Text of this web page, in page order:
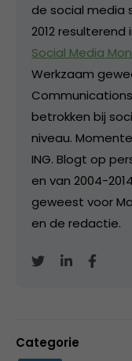
de social media
2012 resulterend
Social Media
Werkzaam
betrokken bij
niveau.
ING. Blogt op
en van 2004-
geweest voor
en de redactie.
Categorie